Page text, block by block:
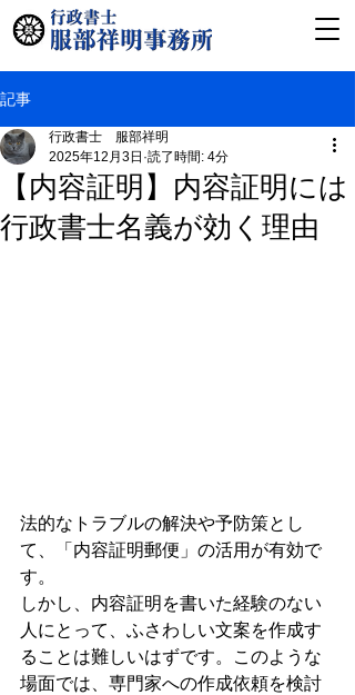
記事
【内容証明】内容証明には
行政書士名義が効く理由
行政書士 服部祥明
2025年12月3日 読了時間: 4分
法的なトラブルの解決や予防策とし
て、「内容証明郵便」の活用が有効で
す。
しかし、内容証明を書いた経験のない
人にとって、ふさわしい文案を作成す
ることは難しいはずです。このような
場面では、専門家への作成依頼を検討